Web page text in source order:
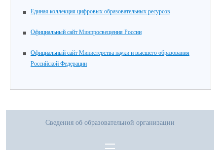
Единая коллекция цифровых образовательных ресурсов
Официальный сайт Минпросвещения России
Официальный сайт Министерства науки и высшего образования
Российской Федерации
Сведения об образовательной организации